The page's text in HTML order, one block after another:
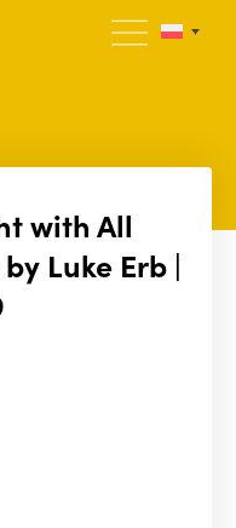
with All
Luke Erb |